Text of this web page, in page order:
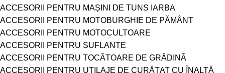
ACCESORII PENTRU MAȘINI DE TUNS IARBA
ACCESORII PENTRU MOTOBURGHIE DE PĂMÂNT
ACCESORII PENTRU MOTOCULTOARE
ACCESORII PENTRU SUFLANTE
ACCESORII PENTRU TOCĂTOARE DE GRĂDINĂ
ACCESORII PENTRU UTILAJE DE CURĂȚAT CU ÎNALTĂ